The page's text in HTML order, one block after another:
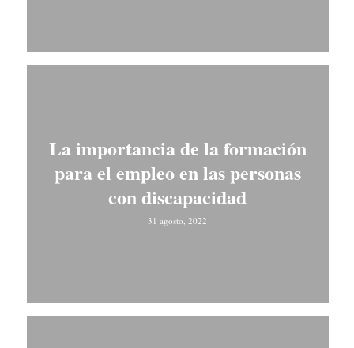
La importancia de la formación
para el empleo en las personas
con discapacidad
31 agosto, 2022